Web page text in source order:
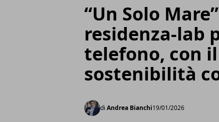
“Un Solo
residenza-lab
telefono, con
sostenibilità
di Andrea Bianchi19/01/2026